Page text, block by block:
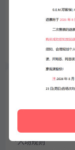
*入场规则
优
请填写
请输入